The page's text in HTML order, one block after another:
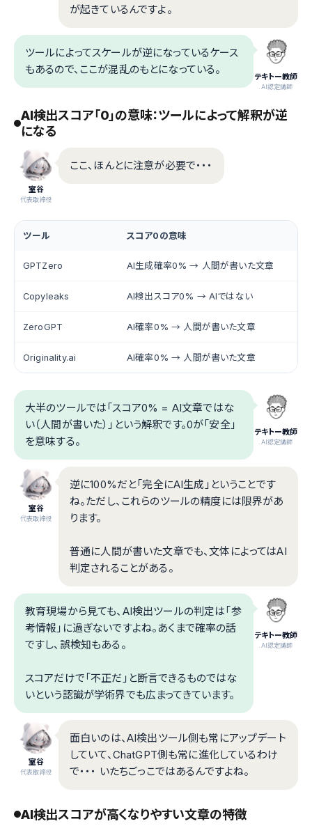
が起きているんですよ。
テキトー教師
.AI認定講師
ツールによってスケールが逆になっているケース
もあるので、ここが混乱のもとになっている。
AI検出スコア「0」の意味：ツールによって解釈が逆
になる
室谷
代表取締役
ここ、ほんとに注意が必要で・・・
ツール スコア0の意味
GPTZero AI生成確率0% → 人間が書いた文章
Copyleaks AI検出スコア0% → AIではない
ZeroGPT AI確率0% → 人間が書いた文章
Originality.ai AI確率0% → 人間が書いた文章
テキトー教師
.AI認定講師
大半のツールでは「スコア0% = AI文章ではな
い（人間が書いた）」という解釈です。0が「安全」
を意味する。
室谷
代表取締役
逆に100%だと「完全にAI生成」ということです
ね。ただし、これらのツールの精度には限界があ
ります。
普通に人間が書いた文章でも、文体によってはAI
判定されることがある。
テキトー教師
.AI認定講師
教育現場から見ても、AI検出ツールの判定は「参
考情報」に過ぎないですよね。あくまで確率の話
ですし、誤検知もある。
スコアだけで「不正だ」と断言できるものではな
いという認識が学術界でも広まってきています。
室谷
代表取締役
面白いのは、AI検出ツール側も常にアップデート
していて、ChatGPT側も常に進化しているわけ
で・・・ いたちごっこではあるんですよね。
AI検出スコアが高くなりやすい文章の特徴